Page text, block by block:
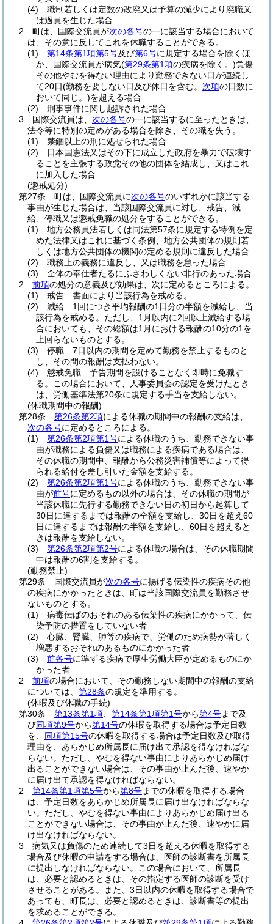
(4)
職制若しくは定数の改廃又は予算の減少により廃職又
は過員を生じた場合
2
町は、国際交流員が次の各号の一に該当する場合において
は、その意に反してこれを休職することができる。
(1)
第14条第1項第5号及び第6号に規定する場合を除くほ
か、国際交流員が病気(第29条第1項の疾病を除く。)負傷
その他やむを得ない理由により勤務できない日が連続し
て20日(勤務を要しない日及び休日を含む。 次項の日数に
おいて同じ。)を超える場合
(2)
刑事事件に関し起訴された場合
3
国際交流員は、 次の各号の一に該当するに至ったときは、
法令等に特別の定めがある場合を除き、その職を失う。
(1)
禁錮以上の刑に処せられた場合
(2)
日本国憲法又はその下に成立した政府を暴力で破壊す
ることを主張する政党その他の団体を結成し、又はこれ
に加入した場合
(懲戒処分)
第27条
町は、国際交流員に次の各号のいずれかに該当する
事由が生じた場合は、当該国際交流員に対し、戒告、減
給、停職又は懲戒免職の処分をすることができる。
(1)
地方公務員法若しくは同法第57条に規定する特例を定
めた法律又はこれに基づく条例、地方公共団体の規則若
しくは地方公共団体の機関の定める規則に違反した場合
(2)
職務上の義務に違反し、又は職務を怠った場合
(3)
全体の奉仕者たるにふさわしくない非行のあった場合
2
前項の処分の意義及び効果は、次に定めるところによる。
(1)
戒告 書面により当該行為を戒める。
(2)
減給 1回につき平均報酬の1日分の半額を減給し、当
該行為を戒める。 ただし、1月以内に2回以上減給する場
合においても、その総額は1月における報酬の10分の1を
上回らないものとする。
(3)
停職 7日以内の期間を定めて勤務を禁止するものと
し、その間の報酬は支払わない。
(4)
懲戒免職 予告期間を設けることなく即時に免職す
る。
この場合において、人事委員会の認定を受けたとき
は、労働基準法第20条に規定する手当を支給しない。
(休職期間中の報酬)
第28条
第26条第2項による休職の期間中の報酬の支給は、
次の各号に定めるところによる。
(1)
第26条第2項第1号による休職のうち、勤務できない事
由が職務による負傷又は職務による疾病である場合は、
その休職の期間中、報酬から公務災害補償等によって得
られる給付を差し引いた金額を支給する。
(2)
第26条第2項第1号による休職のうち、勤務できない事
由が前号に定めるもの以外の場合は、その休職の期間が
当該休職に先行する勤務できない日の初日から起算して
30日に達するまでは報酬の全額を支給し、30日を超え60
日に達するまでは報酬の半額を支給し、60日を超えると
きは報酬を支給しない。
(3)
第26条第2項第2号による休職の場合は、その休職期間
中は報酬の6割を支給する。
(勤務禁止)
第29条
国際交流員が次の各号に揚げる伝染性の疾病その他
の疾病にかかったときは、町は当該国際交流員を勤務させ
ないものとする。
(1)
病毒伝ぱのおそれのある伝染性の疾病にかかって、伝
染予防の措置をしていない者
(2)
心臓、腎臓、肺等の疾病で、労働のため病勢が著しく
増悪するおそれのあるものにかかった者
(3)
前各号に準ずる疾病で厚生労働大臣が定めるものにか
かった者
2
前項の場合において、その勤務しない期間中の報酬の支給
については、 第28条の規定を準用する。
(休暇及び休職の手続)
第30条
第13条第1項 第14条第1項第1号から第4号まで及
び同項第9号から第14号の休暇を取得する場合は予定日数
を、 同項第15号の休暇を取得する場合は予定日数及び取得
理由を、あらかじめ所属長に届け出て承認を得なければな
らない。 ただし、やむを得ない事由によりあらかじめ届け
出ることができない場合は、その事由が止んだ後、速やか
に届け出て承認を得なければならない。
2
第14条第1項第5号から第8号までの休暇を取得する場合
は、予定日数をあらかじめ所属長に届け出なければならな
い。 ただし、やむを得ない事由によりあらかじめ届け出る
ことができない場合は、その事由が止んだ後、速やかに届
け出なければならない。
3
病気又は負傷のため連続して3日を超える休暇を取得する
場合及び休暇の申請をする場合は、医師の診断書を所属長
に提出しなければならない。
この場合において、所属長
は、必要と認めるときは、その指定する医師の診断を受け
させることがある。
また、3日以内の休暇を取得する場合で
あっても、町長は、必要と認めるときは、診断書等の提出
を求めることができる。